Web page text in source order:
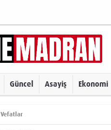
Güncel Asayiş Ekonomi
Vefatlar